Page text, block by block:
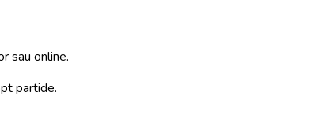
sau online.
partide.